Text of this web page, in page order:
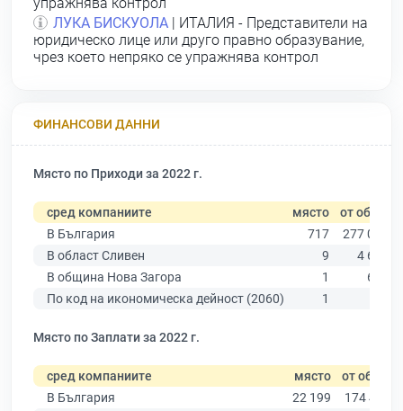
ЛУКА БИСКУОЛА | ИТАЛИЯ - Представители на
юридическо лице или друго правно образувание,
чрез което непряко се упражнява контрол
ФИНАНСОВИ ДАННИ
Място по Приходи за 2022 г.
сред компаниите място от общо
В България
717
277 019
В област Сливен
9
4 614
В община Нова Загора
1
657
По код на икономическа дейност (2060)
1
Място по Заплати за 2022 г.
сред компаниите място от общо
В България
22 199
174 403